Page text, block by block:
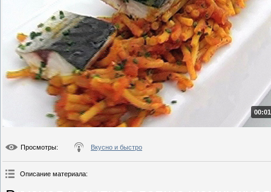
Просмотры: Вкусно и быстро
Описание материала: